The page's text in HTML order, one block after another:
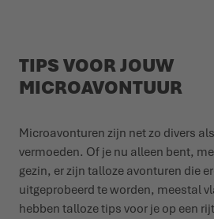
TIPS VOOR JOUW
MICROAVONTUUR
Microavonturen zijn net zo divers
vermoeden. Of je nu alleen bent,
gezin, er zijn talloze avonturen die
uitgeprobeerd te worden, meestal
hebben talloze tips voor je op een